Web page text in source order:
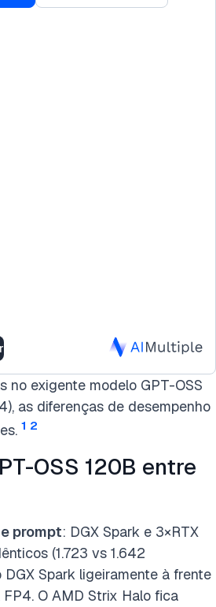
no exigente modelo GPT-OSS
as diferenças de desempenho
1 2
OSS 120B entre
prompt: DGX Spark e 3×RTX
(1.723 vs 1.642
Spark ligeiramente à frente
O AMD Strix Halo fica